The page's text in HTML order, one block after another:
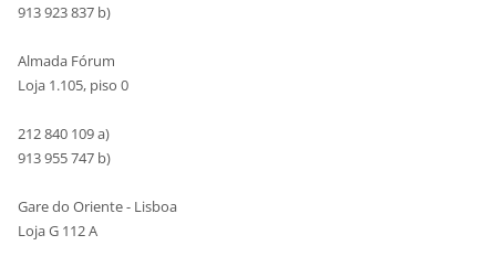
913 923 837 b)
Almada Fórum
Loja 1.105, piso 0
212 840 109 a)
913 955 747 b)
Gare do Oriente - Lisboa
Loja G 112 A